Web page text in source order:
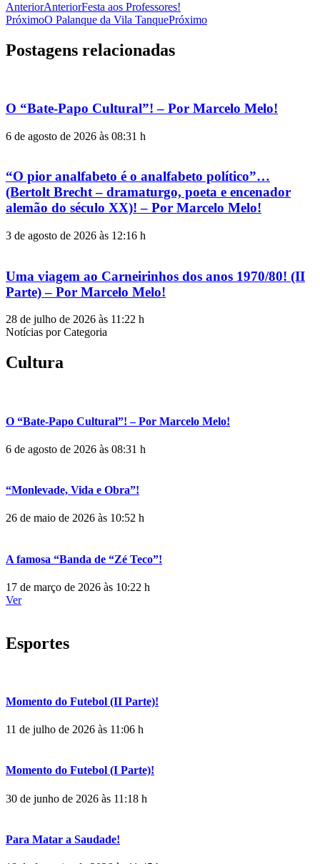
AnteriorAnteriorFesta aos Professores!
PróximoO Palanque da Vila TanquePróximo
Postagens relacionadas
O “Bate-Papo Cultural”! – Por Marcelo Melo!
6 de agosto de 2026 às 08:31 h
“O pior analfabeto é o analfabeto político”…
(Bertolt Brecht – dramaturgo, poeta e encenador
alemão do século XX)! – Por Marcelo Melo!
3 de agosto de 2026 às 12:16 h
Uma viagem ao Carneirinhos dos anos 1970/80! (II
Parte) – Por Marcelo Melo!
28 de julho de 2026 às 11:22 h
Notícias por Categoria
Cultura
O “Bate-Papo Cultural”! – Por Marcelo Melo!
6 de agosto de 2026 às 08:31 h
“Monlevade, Vida e Obra”!
26 de maio de 2026 às 10:52 h
A famosa “Banda de “Zé Teco”!
17 de março de 2026 às 10:22 h
Ver
Esportes
Momento do Futebol (II Parte)!
11 de julho de 2026 às 11:06 h
Momento do Futebol (I Parte)!
30 de junho de 2026 às 11:18 h
Para Matar a Saudade!